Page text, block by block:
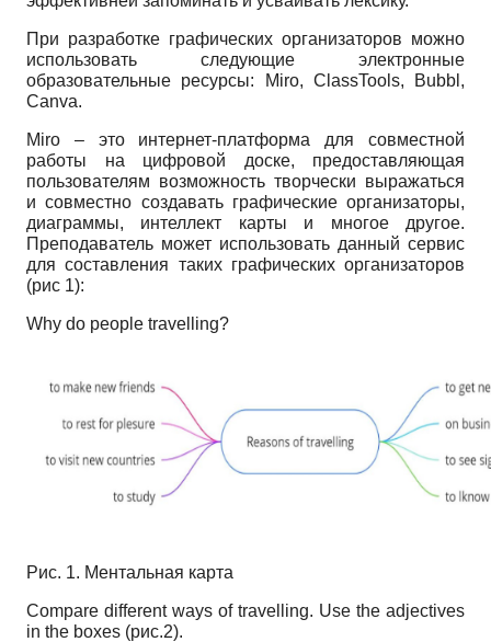
При разработке графических организаторов можно
использовать следующие электронные
образовательные ресурсы: Miro, ClassTools, Bubbl,
Canva.
Miro – это интернет-платформа для совместной
работы на цифровой доске, предоставляющая
пользователям возможность творчески выражаться
и совместно создавать графические организаторы,
диаграммы, интеллект карты и многое другое.
Преподаватель может использовать данный сервис
для составления таких графических организаторов
(рис 1):
Why do people travelling?
Рис. 1. Ментальная карта
Compare different ways of travelling. Use the adjectives
in the boxes (рис.2).